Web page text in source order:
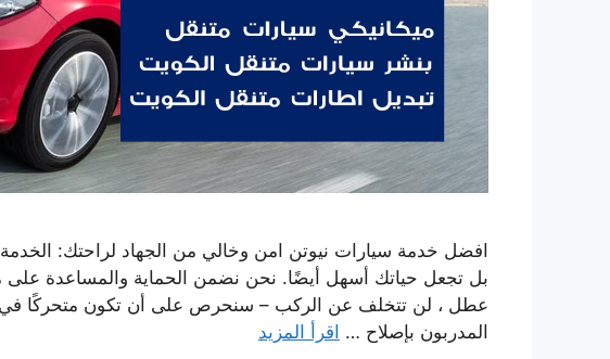
افضل خدمة سيارات نيوتن امن وخالي من الجهاد لراحتك: الخدمة
بل تجعل حياتك أسهل أيضًا. نحن نضمن الحماية والمساعدة
عطل ، لن تتخلف عن الركب – سنحرص على أن تكون متحركًا في
المدربون بإصلاح … اقرأ المزيد